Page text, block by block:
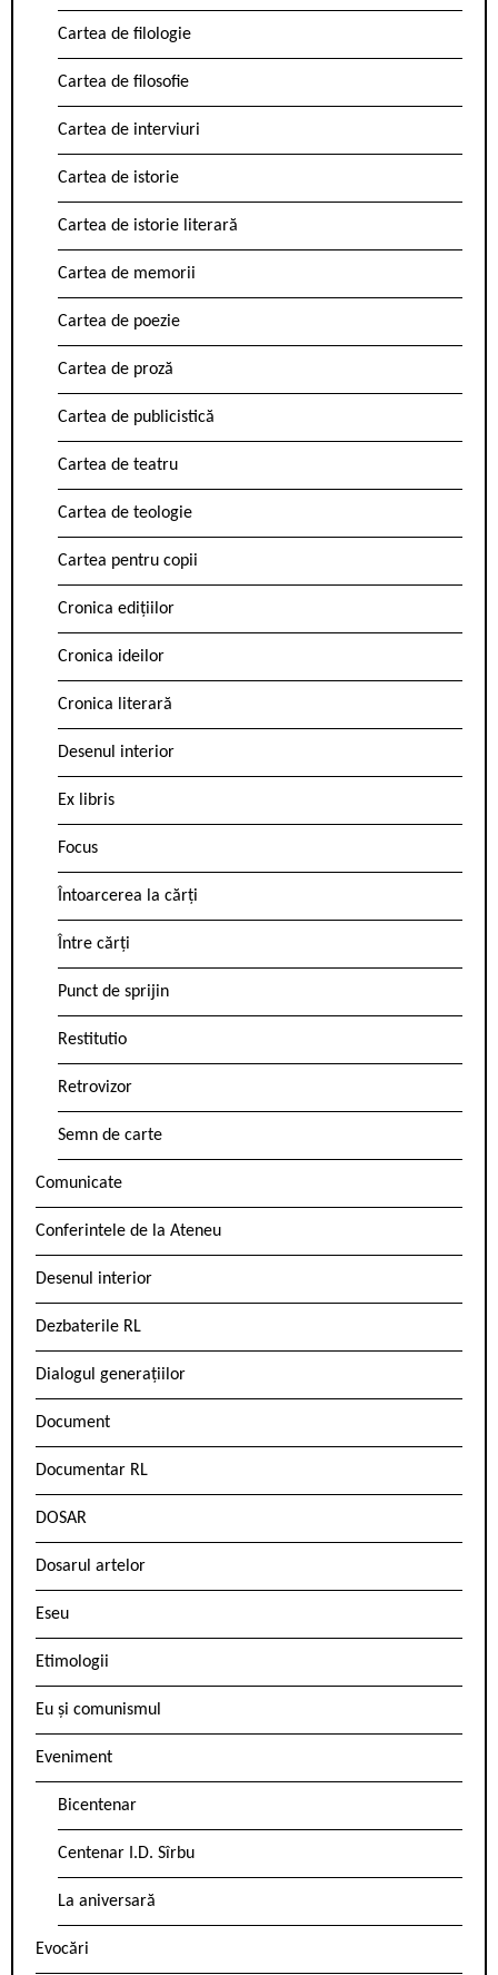
Cartea de filologie
Cartea de filosofie
Cartea de interviuri
Cartea de istorie
Cartea de istorie literară
Cartea de memorii
Cartea de poezie
Cartea de proză
Cartea de publicistică
Cartea de teatru
Cartea de teologie
Cartea pentru copii
Cronica edițiilor
Cronica ideilor
Cronica literară
Desenul interior
Ex libris
Focus
Întoarcerea la cărți
Între cărți
Punct de sprijin
Restitutio
Retrovizor
Semn de carte
Comunicate
Conferintele de la Ateneu
Desenul interior
Dezbaterile RL
Dialogul generațiilor
Document
Documentar RL
DOSAR
Dosarul artelor
Eseu
Etimologii
Eu și comunismul
Eveniment
Bicentenar
Centenar I.D. Sîrbu
La aniversară
Evocări